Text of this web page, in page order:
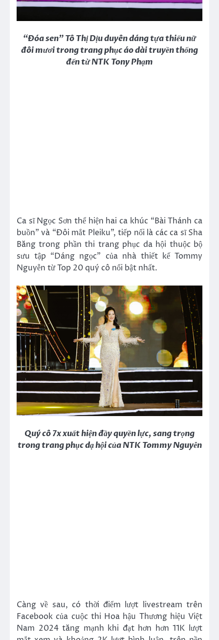
“Đóa sen” Tô Thị Dịu duyên dáng tựa thiếu nữ
đôi mươi trong trang phục áo dài truyền thống
đến từ NTK Tony Phạm
Ca sĩ Ngọc Sơn thể hiện hai ca khúc “Bài Thánh ca
buồn” và “Đôi mắt Pleiku”, tiếp nối là các ca sĩ Sha
Băng trong phần thi trang phục da hội thuộc bộ
sưu tập “Dáng ngọc” của nhà thiết kế Tommy
Nguyễn từ Top 20 quý cô nổi bật nhất.
Quý cô7x xuất hiện đầy quyền lực, sang trọng
trong trang phục dạ hội của NTK Tommy Nguyễn
Càng về sau, có thời điểm lượt livestream trên
Facebook của cuộc thi Hoa hậu Thương hiệu Việt
Nam 2024 tăng mạnh khi đạt hơn hơn 11K lượt